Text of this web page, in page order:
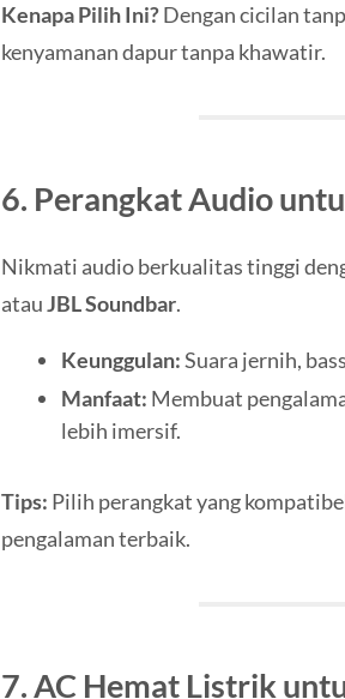
Kenapa Pilih Ini?Dengan cicilan
kenyamanan dapur tanpa khawatir.
6. Perangkat Audio
Nikmati audio berkualitas tinggi
atauJBL Soundbar.
Keunggulan:Suara jernih,
Manfaat: Membuat
lebih imersif.
Tips: Pilih perangkat yang
pengalaman terbaik.
7. AC Hemat Listrik